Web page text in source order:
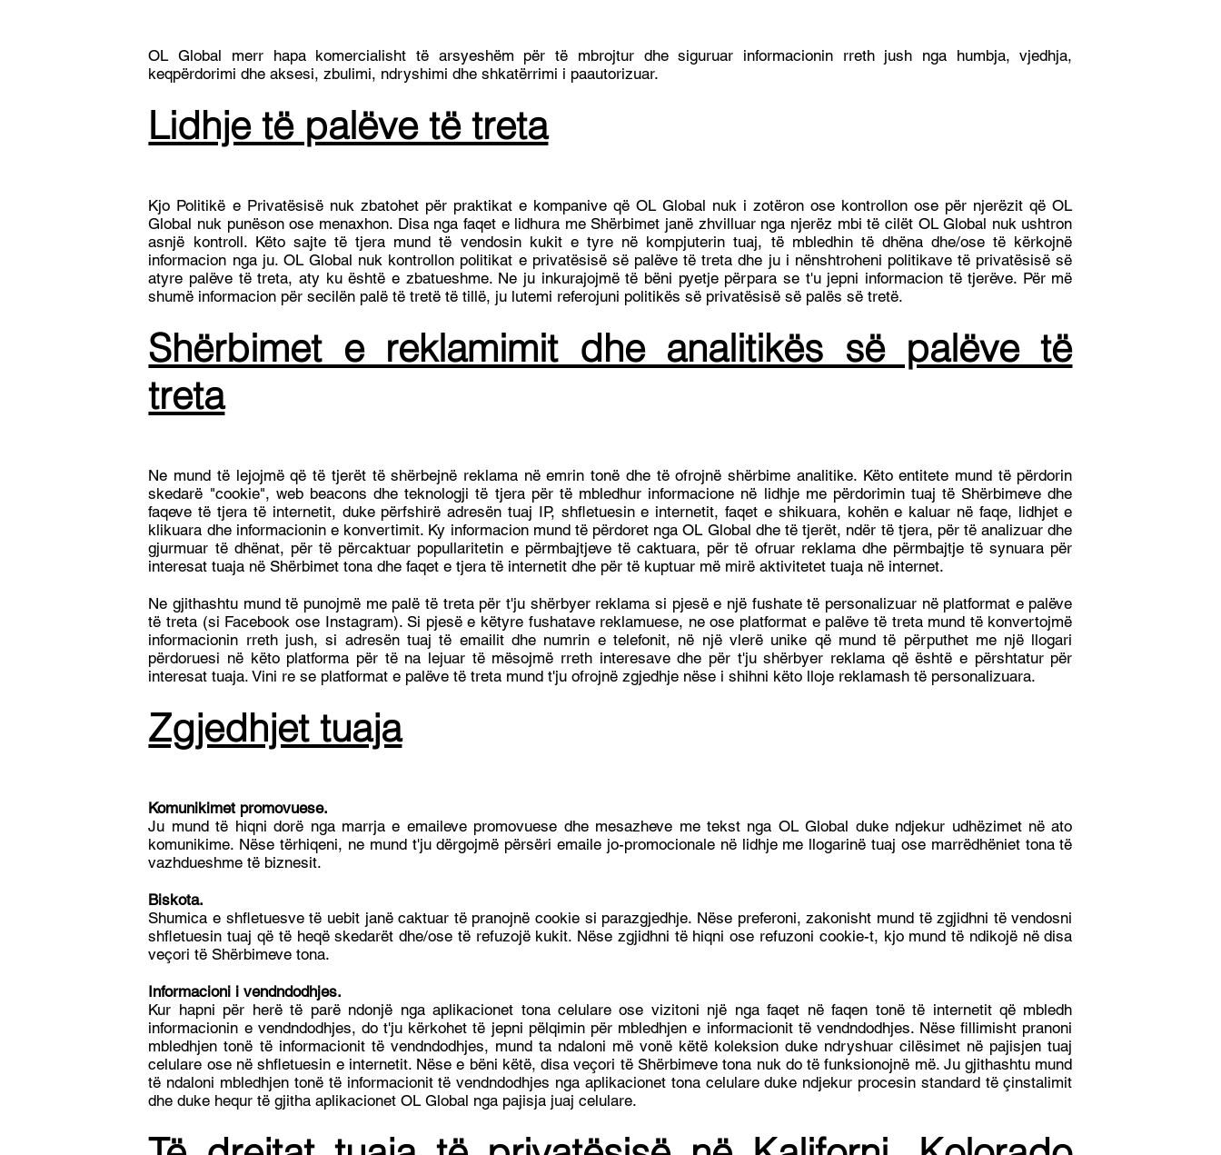
OL Global merr hapa komercialisht të arsyeshëm për të mbrojtur dhe siguruar informacionin rreth jush nga humbja, vjedhja,
keqpërdorimi dhe aksesi, zbulimi, ndryshimi dhe shkatërrimi i paautorizuar.
Lidhje të palëve të treta
Kjo Politikë e Privatësisë nuk zbatohet për praktikat e kompanive që OL Global nuk i zotëron ose kontrollon ose për njerëzit që OL
Global nuk punëson ose menaxhon. Disa nga faqet e lidhura me Shërbimet janë zhvilluar nga njerëz mbi të cilët OL Global nuk ushtron
asnjë kontroll. Këto sajte të tjera mund të vendosin kukit e tyre në kompjuterin tuaj, të mbledhin të dhëna dhe/ose të kërkojnë
informacion nga ju. OL Global nuk kontrollon politikat e privatësisë së palëve të treta dhe ju i nënshtroheni politikave të privatësisë së
atyre palëve të treta, aty ku është e zbatueshme. Ne ju inkurajojmë të bëni pyetje përpara se t'u jepni informacion të tjerëve. Për më
shumë informacion për secilën palë të tretë të tillë, ju lutemi referojuni politikës së privatësisë së palës së tretë.
Shërbimet e reklamimit dhe analitikës së palëve të
treta
Ne mund të lejojmë që të tjerët të shërbejnë reklama në emrin tonë dhe të ofrojnë shërbime analitike. Këto entitete mund të përdorin
skedarë "cookie", web beacons dhe teknologji të tjera për të mbledhur informacione në lidhje me përdorimin tuaj të Shërbimeve dhe
faqeve të tjera të internetit, duke përfshirë adresën tuaj IP, shfletuesin e internetit, faqet e shikuara, kohën e kaluar në faqe, lidhjet e
klikuara dhe informacionin e konvertimit. Ky informacion mund të përdoret nga OL Global dhe të tjerët, ndër të tjera, për të analizuar dhe
gjurmuar të dhënat, për të përcaktuar popullaritetin e përmbajtjeve të caktuara, për të ofruar reklama dhe përmbajtje të synuara për
interesat tuaja në Shërbimet tona dhe faqet e tjera të internetit dhe për të kuptuar më mirë aktivitetet tuaja në internet.
Ne gjithashtu mund të punojmë me palë të treta për t'ju shërbyer reklama si pjesë e një fushate të personalizuar në platformat e palëve
të treta (si Facebook ose Instagram). Si pjesë e këtyre fushatave reklamuese, ne ose platformat e palëve të treta mund të konvertojmë
informacionin rreth jush, si adresën tuaj të emailit dhe numrin e telefonit, në një vlerë unike që mund të përputhet me një llogari
përdoruesi në këto platforma për të na lejuar të mësojmë rreth interesave dhe për t'ju shërbyer reklama që është e përshtatur për
interesat tuaja. Vini re se platformat e palëve të treta mund t'ju ofrojnë zgjedhje nëse i shihni këto lloje reklamash të personalizuara.
Zgjedhjet tuaja
Komunikimet promovuese.
Ju mund të hiqni dorë nga marrja e emaileve promovuese dhe mesazheve me tekst nga OL Global duke ndjekur udhëzimet në ato
komunikime. Nëse tërhiqeni, ne mund t'ju dërgojmë përsëri emaile jo-promocionale në lidhje me llogarinë tuaj ose marrëdhëniet tona të
vazhdueshme të biznesit.
Biskota.
Shumica e shfletuesve të uebit janë caktuar të pranojnë cookie si parazgjedhje. Nëse preferoni, zakonisht mund të zgjidhni të vendosni
shfletuesin tuaj që të heqë skedarët dhe/ose të refuzojë kukit. Nëse zgjidhni të hiqni ose refuzoni cookie-t, kjo mund të ndikojë në disa
veçori të Shërbimeve tona.
Informacioni i vendndodhjes.
Kur hapni për herë të parë ndonjë nga aplikacionet tona celulare ose vizitoni një nga faqet në faqen tonë të internetit që mbledh
informacionin e vendndodhjes, do t'ju kërkohet të jepni pëlqimin për mbledhjen e informacionit të vendndodhjes. Nëse fillimisht pranoni
mbledhjen tonë të informacionit të vendndodhjes, mund ta ndaloni më vonë këtë koleksion duke ndryshuar cilësimet në pajisjen tuaj
celulare ose në shfletuesin e internetit. Nëse e bëni këtë, disa veçori të Shërbimeve tona nuk do të funksionojnë më. Ju gjithashtu mund
të ndaloni mbledhjen tonë të informacionit të vendndodhjes nga aplikacionet tona celulare duke ndjekur procesin standard të çinstalimit
dhe duke hequr të gjitha aplikacionet OL Global nga pajisja juaj celulare.